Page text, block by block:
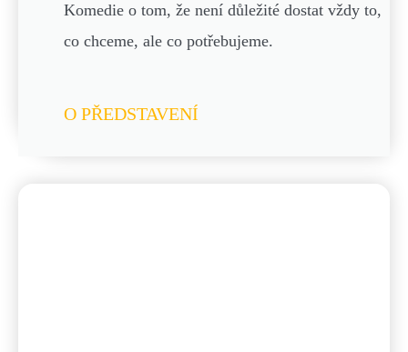
Komedie o tom, že není důležité dostat vždy to,
co chceme, ale co potřebujeme.
O PŘEDSTAVENÍ